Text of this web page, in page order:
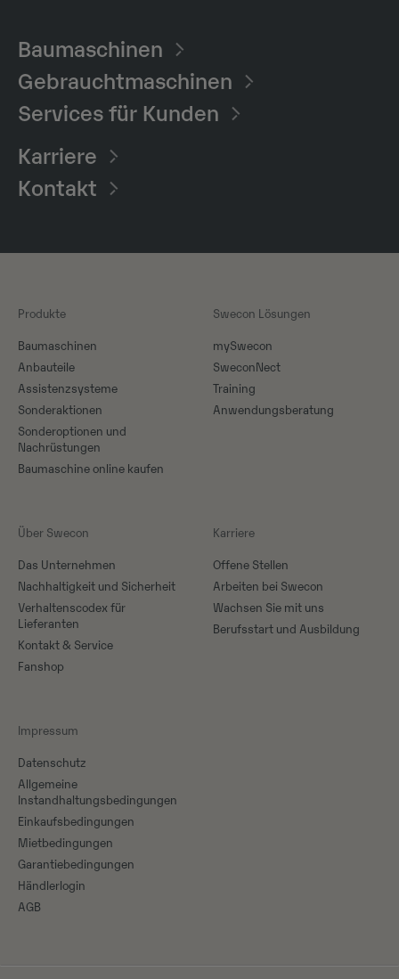
Baumaschinen​
Gebrauchtmaschinen
Services für Kunden
Karriere
Kontakt
Produkte
Baumaschinen
Anbauteile
Assistenzsysteme
Sonderaktionen
Sonderoptionen und
Nachrüstungen
Baumaschine online kaufen
Swecon Lösungen
mySwecon
SweconNect
Training
Anwendungsberatung
Über Swecon
Das Unternehmen
Nachhaltigkeit und Sicherheit
Verhaltenscodex für
Lieferanten
Kontakt & Service
Fanshop
Karriere
Offene Stellen
Arbeiten bei Swecon
Wachsen Sie mit uns
Berufsstart und Ausbildung
Impressum
Datenschutz
Allgemeine
Instandhaltungsbedingungen
Einkaufsbedingungen
Mietbedingungen
Garantiebedingungen
Händlerlogin
AGB